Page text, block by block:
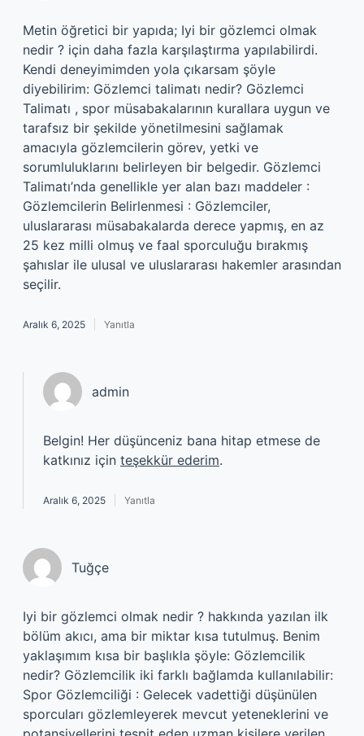
Metin öğretici bir yapıda; Iyi bir gözlemci olmak
nedir ? için daha fazla karşılaştırma yapılabilirdi.
Kendi deneyimimden yola çıkarsam şöyle
diyebilirim: Gözlemci talimatı nedir? Gözlemci
Talimatı , spor müsabakalarının kurallara uygun ve
tarafsız bir şekilde yönetilmesini sağlamak
amacıyla gözlemcilerin görev, yetki ve
sorumluluklarını belirleyen bir belgedir. Gözlemci
Talimatı’nda genellikle yer alan bazı maddeler :
Gözlemcilerin Belirlenmesi : Gözlemciler,
uluslararası müsabakalarda derece yapmış, en az
25 kez milli olmuş ve faal sporculuğu bırakmış
şahıslar ile ulusal ve uluslararası hakemler arasından
seçilir.
Aralık 6, 2025 Yanıtla
admin
Belgin! Her düşünceniz bana hitap etmese de
katkınız için teşekkür ederim.
Aralık 6, 2025 Yanıtla
Tuğçe
Iyi bir gözlemci olmak nedir ? hakkında yazılan ilk
bölüm akıcı, ama bir miktar kısa tutulmuş. Benim
yaklaşımım kısa bir başlıkla şöyle: Gözlemcilik
nedir? Gözlemcilik iki farklı bağlamda kullanılabilir:
Spor Gözlemciliği : Gelecek vadettiği düşünülen
sporcuları gözlemleyerek mevcut yeteneklerini ve